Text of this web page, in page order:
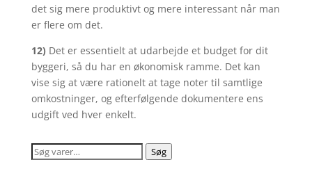
det sig mere produktivt og mere interessant når man
er flere om det.
12) Det er essentielt at udarbejde et budget for dit
byggeri, så du har en økonomisk ramme. Det kan
vise sig at være rationelt at tage noter til samtlige
omkostninger, og efterfølgende dokumentere ens
udgift ved hver enkelt.
Søg
Søg